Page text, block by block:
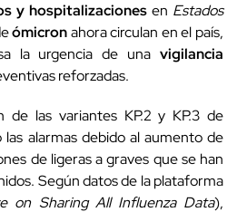
y hospitalizaciones en Estados
ómicronahora circulan en el país,
la urgencia de una vigilancia
reforzadas.
de las variantes KP.2 y KP.3 de
alarmas debido al aumento de
de ligeras a graves que se han
Según datos de la plataforma
on Sharing All Influenza Data),